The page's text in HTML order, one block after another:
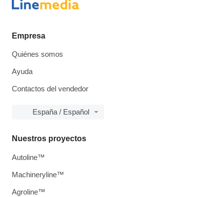
Empresa
Quiénes somos
Ayuda
Contactos del vendedor
España / Español
Nuestros proyectos
Autoline™
Machineryline™
Agroline™